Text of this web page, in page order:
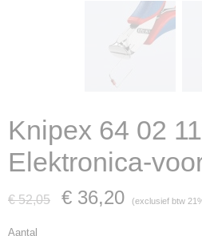
Knipex 64 02
Elektronica-
€ 52,05 € 36,20 (exclusief btw
Aantal